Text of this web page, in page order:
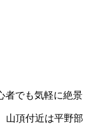
者でも気軽に絶景
山頂付近は平野部